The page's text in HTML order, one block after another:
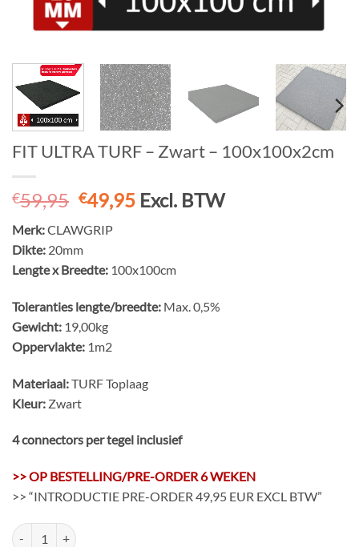
FIT ULTRA TURF – Zwart – 100x100x2cm
€59,95 Oorspronkelijke
prijs
was:
€59,95.
€49,95Huidige
Excl. BTW
Merk:CLAWGRIP
Dikte: 20mm
Lengte x Breedte: 100x100cm
Toleranties lengte/breedte: Max. 0,5%
Gewicht: 19,00kg
Oppervlakte: 1m2
Materiaal:TURF Toplaag
Kleur: Zwart
4 connectors per tegel inclusief
>> OP BESTELLING/PRE-ORDER 6 WEKEN
>> “INTRODUCTIE PRE-ORDER 49,95 EUR EXCL BTW”
FIT ULTRA TURF - Zwart - 100x100x2cm aantal